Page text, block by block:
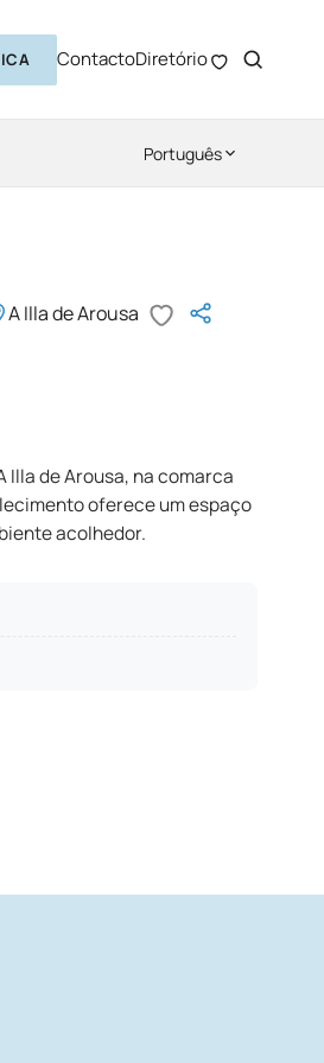
ContactoDiretório
Português
A Illa de Arousa
Illa de Arousa, na comarca
oferece um espaço
acolhedor.